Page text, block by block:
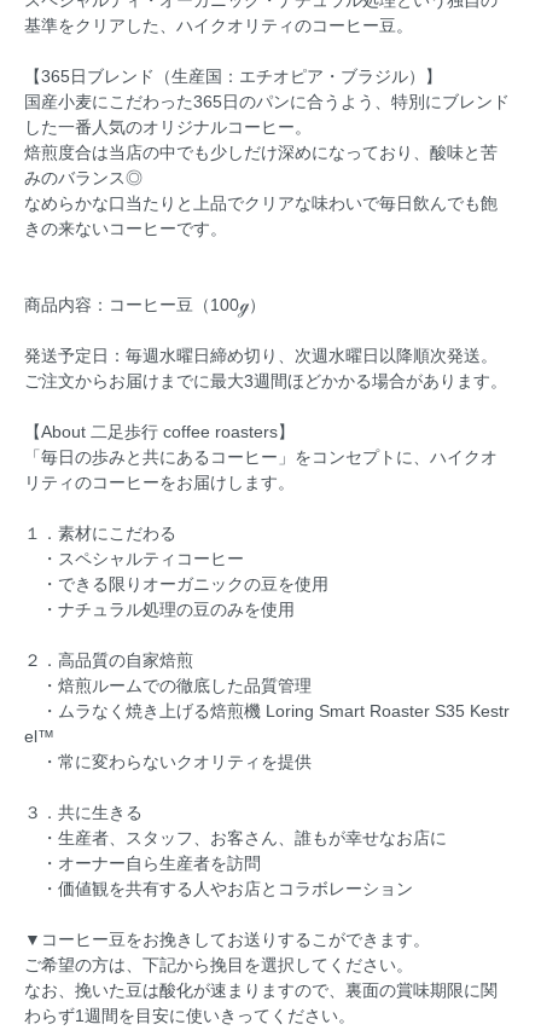
基準をクリアした、ハイクオリティのコーヒー豆。
【365日ブレンド（生産国：エチオピア・ブラジル）】
国産小麦にこだわった365日のパンに合うよう、特別にブレンド
した一番人気のオリジナルコーヒー。
焙煎度合は当店の中でも少しだけ深めになっており、酸味と苦
みのバランス◎
なめらかな口当たりと上品でクリアな味わいで毎日飲んでも飽
きの来ないコーヒーです。
商品内容：コーヒー豆（100ℊ）
発送予定日：毎週水曜日締め切り、次週水曜日以降順次発送。
ご注文からお届けまでに最大3週間ほどかかる場合があります。
【About 二足歩行 coffee roasters】
「毎日の歩みと共にあるコーヒー」をコンセプトに、ハイクオ
リティのコーヒーをお届けします。
１．素材にこだわる
・スペシャルティコーヒー
・できる限りオーガニックの豆を使用
・ナチュラル処理の豆のみを使用
２．高品質の自家焙煎
・焙煎ルームでの徹底した品質管理
・ムラなく焼き上げる焙煎機 Loring Smart Roaster S35 Kestr
el™
・常に変わらないクオリティを提供
３．共に生きる
・生産者、スタッフ、お客さん、誰もが幸せなお店に
・オーナー自ら生産者を訪問
・価値観を共有する人やお店とコラボレーション
▼コーヒー豆をお挽きしてお送りするこができます。
ご希望の方は、下記から挽目を選択してください。
なお、挽いた豆は酸化が速まりますので、裏面の賞味期限に関
わらず1週間を目安に使いきってください。